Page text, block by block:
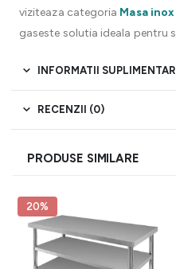
viziteaza categoria Masa
gaseste solutia ideala pentru
INFORMATII
RECENZII (0)
PRODUSE SIMILARE
20%